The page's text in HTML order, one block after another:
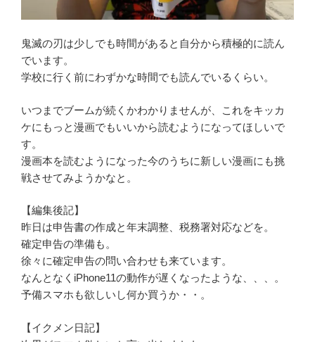
鬼滅の刃は少しでも時間があると自分から積極的に読ん
でいます。
学校に行く前にわずかな時間でも読んでいるくらい。
いつまでブームが続くかわかりませんが、これをキッカ
ケにもっと漫画でもいいから読むようになってほしいで
す。
漫画本を読むようになった今のうちに新しい漫画にも挑
戦させてみようかなと。
【編集後記】
昨日は申告書の作成と年末調整、税務署対応などを。
確定申告の準備も。
徐々に確定申告の問い合わせも来ています。
なんとなくiPhone11の動作が遅くなったような、、、。
予備スマホも欲しいし何か買うか・・。
【イクメン日記】